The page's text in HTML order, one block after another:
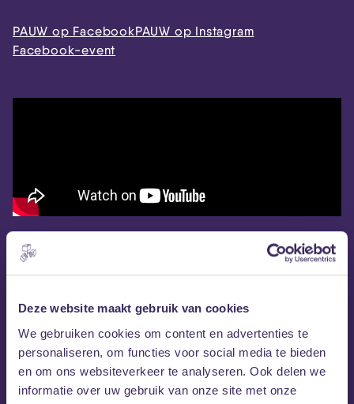
Deze website maakt gebruik van cookies
We gebruiken cookies om content en advertenties te
personaliseren, om functies voor social media te bieden
en om ons websiteverkeer te analyseren. Ook delen we
informatie over uw gebruik van onze site met onze
PAUW op FacebookPAUW op Instagram
Facebook-event